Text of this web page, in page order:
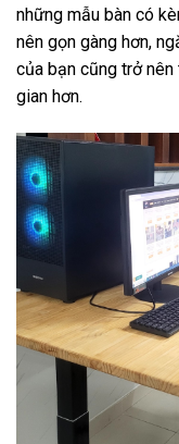
những mẫu bàn có
nên gọn gàng hơn,
của bạn cũng trở
gian hơn.